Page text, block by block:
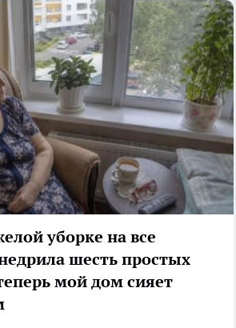
уборке на все
шесть простых
мой дом сияет